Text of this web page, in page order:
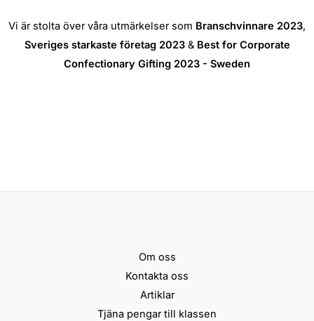
Vi är stolta över våra utmärkelser som Branschvinnare 2023,
Sveriges starkaste företag 2023& Best for Corporate
Confectionary Gifting 2023 - Sweden
Om oss
Kontakta oss
Artiklar
Tjäna pengar till klassen